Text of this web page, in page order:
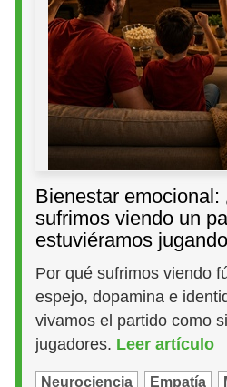
Bienestar emocional:
sufrimos viendo un
estuviéramos
Por qué sufrimos viendo
espejo, dopamina e
vivamos el partido como
jugadores. Leer artículo
Neurociencia Empatía